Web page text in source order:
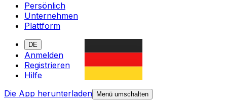
Persönlich
Unternehmen
Plattform
DE
Anmelden
Registrieren
Hilfe
Die App herunterladen
Menü umschalten